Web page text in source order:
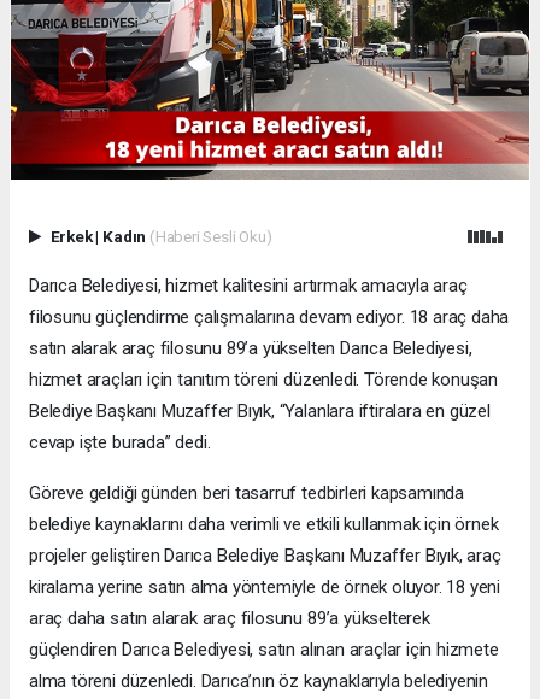
Erkek| Kadın (Haberi Sesli Oku)
Darıca Belediyesi, hizmet kalitesini artırmak amacıyla araç
filosunu güçlendirme çalışmalarına devam ediyor. 18 araç daha
satın alarak araç filosunu 89’a yükselten Darıca Belediyesi,
hizmet araçları için tanıtım töreni düzenledi. Törende konuşan
Belediye Başkanı Muzaffer Bıyık, “Yalanlara iftiralara en güzel
cevap işte burada” dedi.
Göreve geldiği günden beri tasarruf tedbirleri kapsamında
belediye kaynaklarını daha verimli ve etkili kullanmak için örnek
projeler geliştiren Darıca Belediye Başkanı Muzaffer Bıyık, araç
kiralama yerine satın alma yöntemiyle de örnek oluyor. 18 yeni
araç daha satın alarak araç filosunu 89’a yükselterek
güçlendiren Darıca Belediyesi, satın alınan araçlar için hizmete
alma töreni düzenledi. Darıca’nın öz kaynaklarıyla belediyenin